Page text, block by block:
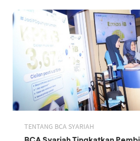
TENTANG BCA SYARIAH